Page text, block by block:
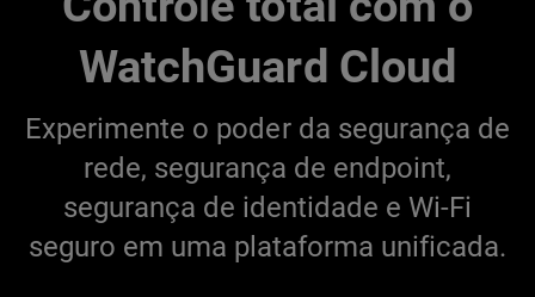
WatchGuard Cloud
Experimente o poder da segurança de
rede, segurança de endpoint,
segurança de identidade e Wi-Fi
seguro em uma plataforma unificada.